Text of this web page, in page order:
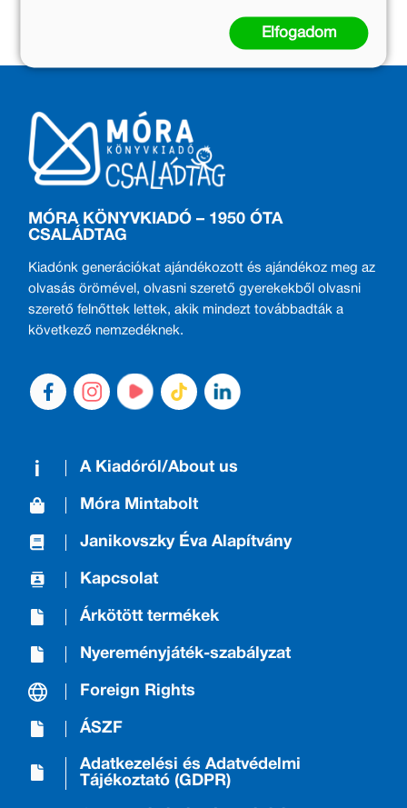
Kosárba
MÓRA KÖNYVKIADÓ – 1950 ÓTA
CSALÁDTAG
Kiadónk generációkat ajándékozott és ajándékoz meg az
olvasás örömével, olvasni szerető gyerekekből olvasni
szerető felnőttek lettek, akik mindezt továbbadták a
következő nemzedéknek.
A Kiadóról/About us
Móra Mintabolt
Janikovszky Éva Alapítvány
Kapcsolat
Árkötött termékek
Nyereményjáték-szabályzat
Foreign Rights
ÁSZF
Adatkezelési és Adatvédelmi
Tájékoztató (GDPR)
Elfogadom